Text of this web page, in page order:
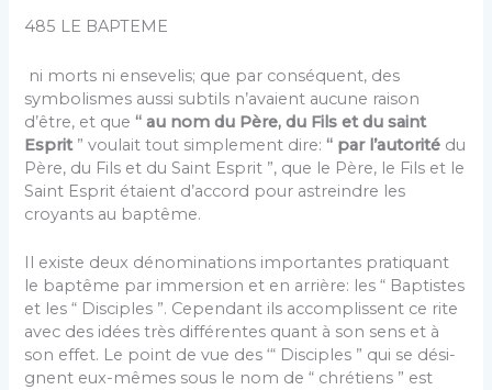
485 LE BAPTEME
ni morts ni ensevelis; que par conséquent, des
symbo­lismes aussi subtils n’avaient aucune raison
d’être, et que“ au nom du Père, du Fils et du saint
Esprit” voulait tout simplement dire:“ par l’autorité du
Père, du Fils et du Saint Esprit ”, que le Père, le Fils et le
Saint Esprit étaient d’accord pour astreindre les
croyants au baptême.
Il existe deux dénominations importantes pratiquant
le baptême par immersion et en arrière: les “ Baptistes
et les “ Disciples ”. Cependant ils accomplissent ce rite
avec des idées très différentes quant à son sens et à
son effet. Le point de vue des ‘“ Disciples ” qui se dési­
gnent eux-mêmes sous le nom de “ chrétiens ” est